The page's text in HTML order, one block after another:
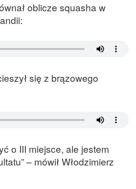
oblicze squasha w
się z brązowego
o III miejsce, ale jestem
– mówił Włodzimierz